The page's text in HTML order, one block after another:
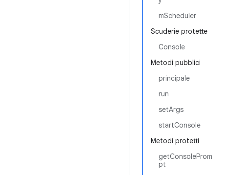
mScheduler
Scuderie protette
Console
Metodi pubblici
principale
run
setArgs
startConsole
Metodi protetti
getConsoleProm
pt